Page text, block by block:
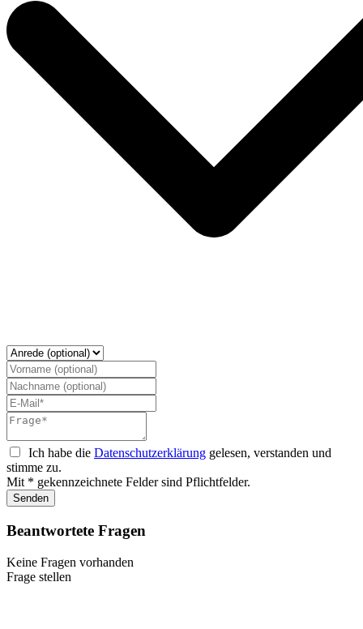
Ich habe die Datenschutzerklärung gelesen, verstanden und
stimme zu.
Mit * gekennzeichnete Felder sind Pflichtfelder.
Senden
Beantwortete Fragen
Keine Fragen vorhanden
Frage stellen